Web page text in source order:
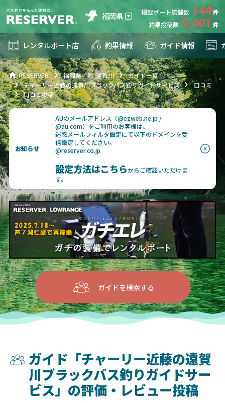
福岡県 掲載ボート店舗数 144
釣果投稿数 5,407
レンタルボート店 釣果情報 ガイド情報
RESERVER 福岡県 遠賀川
ガイド一覧
チャーリー近藤の遠賀川ブラックバス釣りガイドサービス
口コミ
口コミ投稿
お知らせ
AUのメールアドレス（@ezweb.ne.jp /
@au.com）をご利用のお客様は、
迷惑メールフィルタ設定にて以下のドメインを受
信設定してください。
@reserver.co.jp
設定方法はこちらからご確認いただけま
す。
ガイドを検索する
ガイド「チャーリー近藤の遠賀
川ブラックバス釣りガイドサー
ビス」の評価・レビュー投稿